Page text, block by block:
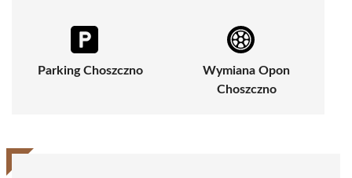
Parking Choszczno
Wymiana Opon
Choszczno